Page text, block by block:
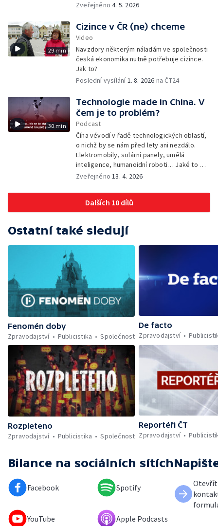
českého pracovního trhu.
Zveřejněno4. 5. 2026
29 min
Cizince v ČR (ne) chceme
Video
Navzdory některým náladám ve společnosti
česká ekonomika nutně potřebuje cizince.
Jak to?
Poslední vysílání1. 8. 2026 na ČT24
30 min
Technologie made in China. V
čem je to problém?
Podcast
Čína vévodí v řadě technologických oblastí,
o nichž by se nám před lety ani nezdálo.
Elektromobily, solární panely, umělá
inteligence, humanoidní roboti… Jaké to má
ekonomické, ale také bezpečnostní dopady
hostů provázejí Michal Šenk a Zuzana
Tunová.
Zveřejněno13. 4. 2026
Dalších 10 dílů
Ostatní také sledují
Fenomén doby
Zpravodajství
Publicistika Společnost
De facto
Zpravodajství
Rozpleteno
Zpravodajství
Publicistika Společnost
Reportéři ČT
Zpravodajství
Bilance na sociálních sítích
Facebook Spotify
YouTube Apple Podcasts
Otevřít